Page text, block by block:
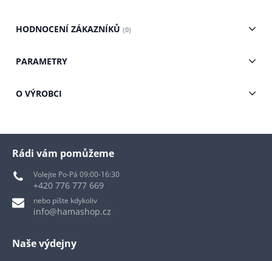
HODNOCENÍ ZÁKAZNÍKŮ (0)
PARAMETRY
O VÝROBCI
Rádi vám pomůžeme
Volejte Po-Pá 09:00-16:30
+420 776 777 669
nebo pište kdykoliv
info@hamashop.cz
Naše výdejny